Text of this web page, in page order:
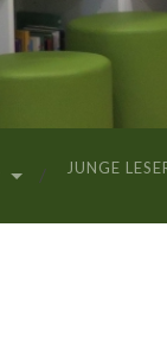
JUNGE